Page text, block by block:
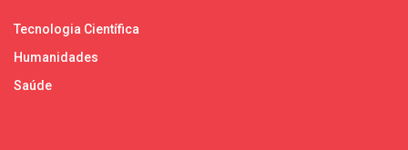
Tecnologia Científica
Humanidades
Saúde